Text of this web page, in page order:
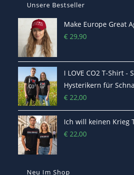
Unsere Bestseller
Make Europe Great
€ 29,90
I LOVE CO2 T-Shirt -
Hysterikern für
€ 22,00
Ich will keinen Krieg
€ 22,00
Neu Im Shop